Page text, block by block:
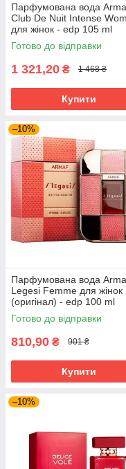
Парфумована вода
Club De Nuit Intense
для жінок - edp 105 ml
Готово до відправки
1 321,20 ₴ 1 468 ₴
Купити
–10%
Парфумована вода
Legesi Femme для жінок
(оригінал) - edp 100 ml
Готово до відправки
810,90 ₴ 901 ₴
Купити
–10%